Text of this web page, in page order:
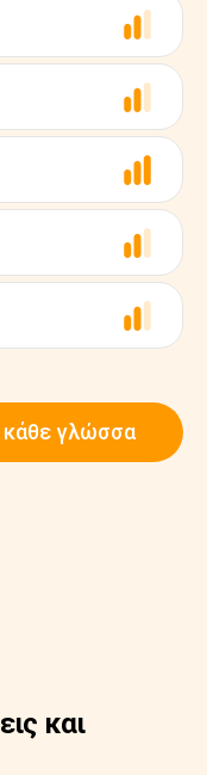
κάθε γλώσσα
και